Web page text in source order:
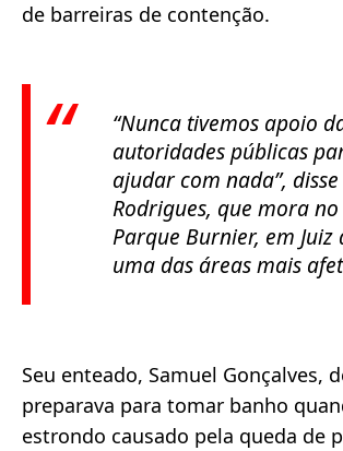
de barreiras de contenção.
“Nunca tivemos apoio
autoridades públicas
ajudar com nada”, disse
Rodrigues, que mora
Parque Burnier, em Juiz
uma das áreas mais
Seu enteado, Samuel Gonçalves,
preparava para tomar banho
estrondo causado pela queda de